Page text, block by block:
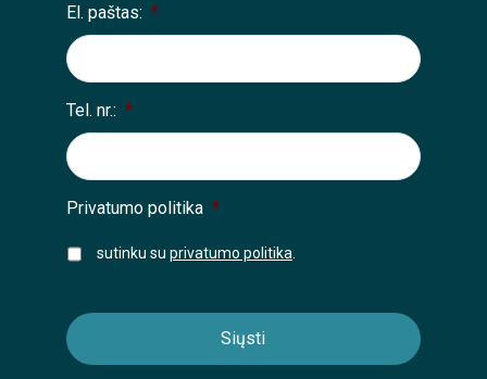
El. paštas: *
Tel. nr.: *
Privatumo politika *
sutinku su privatumo politika